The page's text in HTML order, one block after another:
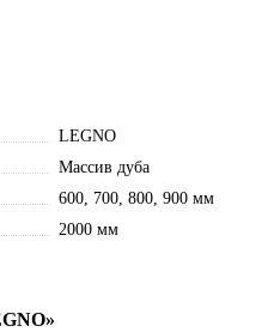
LEGNO
Массив дуба
600, 700, 800, 900 мм
2000 мм